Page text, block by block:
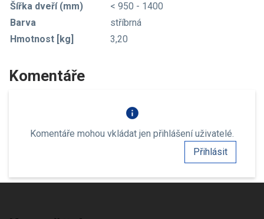
Šířka dveří (mm)
< 950 - 1400
Barva
stříbrná
Hmotnost [kg]
3,20
Komentáře
info
Komentáře mohou vkládat jen přihlášení uživatelé.
Přihlásit